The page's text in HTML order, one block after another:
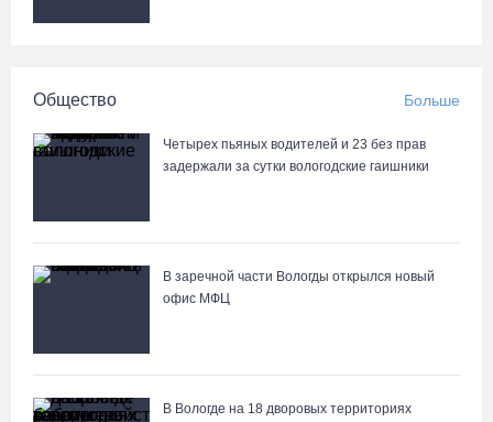
Общество Больше
Четырех пьяных водителей и 23 без прав
задержали за сутки вологодские гаишники
В заречной части Вологды открылся новый
офис МФЦ
В Вологде на 18 дворовых территориях